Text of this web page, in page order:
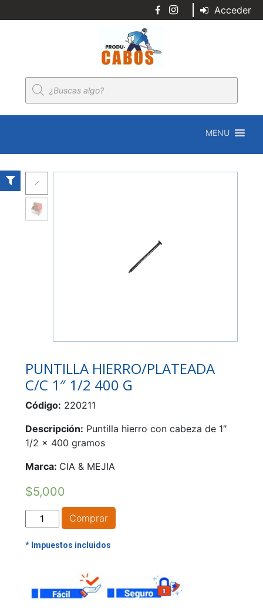
Acceder
Búsqueda
de
productos
MENU
PUNTILLA HIERRO/PLATEADA
C/C 1″ 1/2 400 G
Código: 220211
Descripción: Puntilla hierro con cabeza de 1″
1/2 x 400 gramos
Marca: CIA & MEJIA
$5,000
PUNTILLA
HIERRO/PLATEADA
C/C
400
G
Comprar